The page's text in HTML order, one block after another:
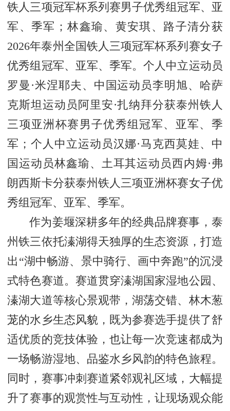
铁人三项冠军杯系列赛男子优秀组冠军、亚
军、季军；林鑫瑜、黄安琪、路子清分获
2026年泰州全国铁人三项冠军杯系列赛女子
优秀组冠军、亚军、季军。个人中立运动员
罗曼·米涅耶夫、中国运动员李明旭、哈萨
克斯坦运动员阿里安·扎纳拜分获泰州铁人
三项亚洲杯赛男子优秀组冠军、亚军、季
军；个人中立运动员汉娜·马克西莫娃、中
国运动员林鑫瑜、土耳其运动员西内姆·弗
朗西斯卡分获泰州铁人三项亚洲杯赛女子优
秀组冠军、亚军、季军。
作为姜堰深耕多年的经典品牌赛事，泰
州铁三依托溱湖得天独厚的生态资源，打造
出“湖中畅游、景中骑行、画中奔跑”的沉浸
式特色赛道。赛道贯穿溱湖国家湿地公园、
溱湖大道等核心景观带，湖荡交错、林木葱
茏的水乡生态风貌，既为参赛选手提供了舒
适优质的竞技体验，也让每一次竞速都成为
一场畅游湿地、品鉴水乡风韵的特色旅程。
同时，赛事冲刺赛道紧邻观礼区域，大幅提
升了赛事的观赏性与互动性，让现场观众能